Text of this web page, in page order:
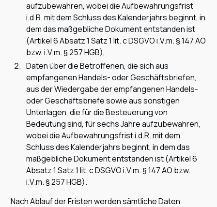
aufzubewahren, wobei die Aufbewahrungsfrist
i.d.R. mit dem Schluss des Kalenderjahrs beginnt, in
dem das maßgebliche Dokument entstanden ist
(Artikel 6 Absatz 1 Satz 1 lit. c DSGVO i.V.m. § 147 AO
bzw. i.V.m. § 257 HGB),
Daten über die Betroffenen, die sich aus
empfangenen Handels- oder Geschäftsbriefen,
aus der Wiedergabe der empfangenen Handels-
oder Geschäftsbriefe sowie aus sonstigen
Unterlagen, die für die Besteuerung von
Bedeutung sind, für sechs Jahre aufzubewahren,
wobei die Aufbewahrungsfrist i.d.R. mit dem
Schluss des Kalenderjahrs beginnt, in dem das
maßgebliche Dokument entstanden ist (Artikel 6
Absatz 1 Satz 1 lit. c DSGVO i.V.m. § 147 AO bzw.
i.V.m. § 257 HGB).
Nach Ablauf der Fristen werden sämtliche Daten